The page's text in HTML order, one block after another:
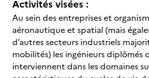
Activités visées :
Au sein des entreprises et
aéronautique et spatial (mais
d’autres secteurs industriels
mobilités) les ingénieurs diplômés
interviennent dans les domaines